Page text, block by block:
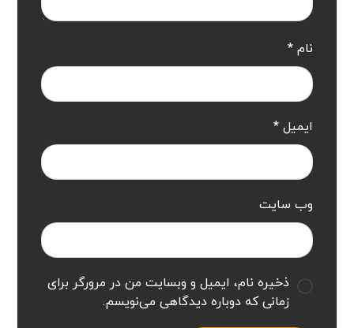
نام*
ایمیل*
وب‌ سایت
ذخیره نام، ایمیل و وبسایت من در مرورگر برای
زمانی که دوباره دیدگاهی می‌نویسم.